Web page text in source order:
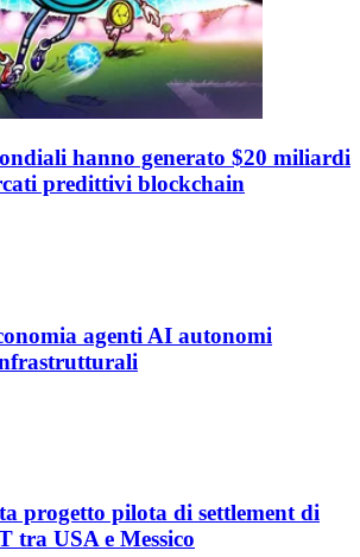
hanno generato $20 miliardi
predittivi blockchain
agenti AI autonomi
progetto pilota di settlement di
tra USA e Messico